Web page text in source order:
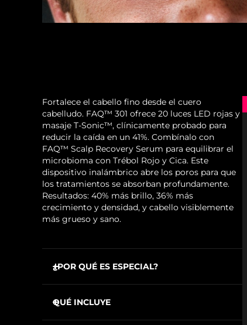
Fortalece el cabello fino desde el cuero
cabelludo. FAQ™ 301 ofrece 20 luces LED rojas y
masaje T-Sonic™, clínicamente probado para
reducir la caída en un 41%. Combínalo con
FAQ™ Scalp Recovery Serum para equilibrar el
microbioma con Trébol Rojo y Cica. Este
dispositivo inalámbrico abre los poros para que
los tratamientos se absorban profundamente.
Resultados: 40% más brillo, 36% más
crecimiento y densidad, y cabello visiblemente
más grueso y sano.
¿POR QUÉ ES ESPECIAL?
inactivos mientras fortalecen el cabello
QUÉ INCLUYE